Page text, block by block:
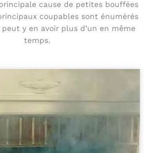
cause de petites bouffées
coupables sont énumérés
y en avoir plus d’un en même
temps.